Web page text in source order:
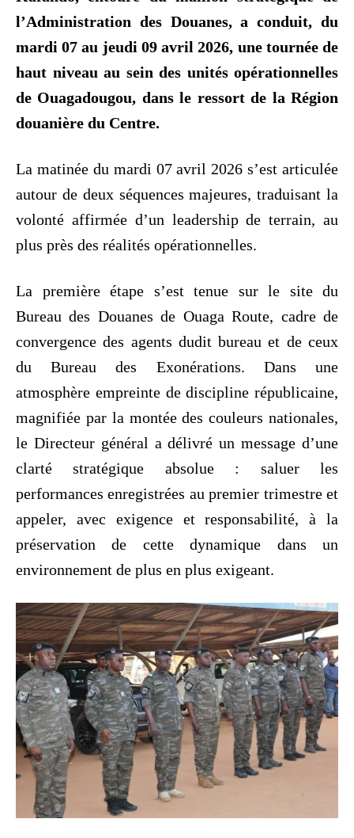
l’Administration des Douanes, a conduit, du
mardi 07 au jeudi 09 avril 2026, une tournée de
haut niveau au sein des unités opérationnelles
de Ouagadougou, dans le ressort de la Région
douanière du Centre.
La matinée du mardi 07 avril 2026 s’est articulée
autour de deux séquences majeures, traduisant la
volonté affirmée d’un leadership de terrain, au
plus près des réalités opérationnelles.
La première étape s’est tenue sur le site du
Bureau des Douanes de Ouaga Route, cadre de
convergence des agents dudit bureau et de ceux
du Bureau des Exonérations. Dans une
atmosphère empreinte de discipline républicaine,
magnifiée par la montée des couleurs nationales,
le Directeur général a délivré un message d’une
clarté stratégique absolue : saluer les
performances enregistrées au premier trimestre et
appeler, avec exigence et responsabilité, à la
préservation de cette dynamique dans un
environnement de plus en plus exigeant.